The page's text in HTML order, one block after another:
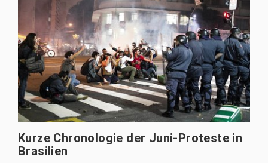
Kurze Chronologie der Juni-Proteste in
Brasilien